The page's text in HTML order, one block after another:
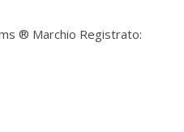
® Marchio Registrato: